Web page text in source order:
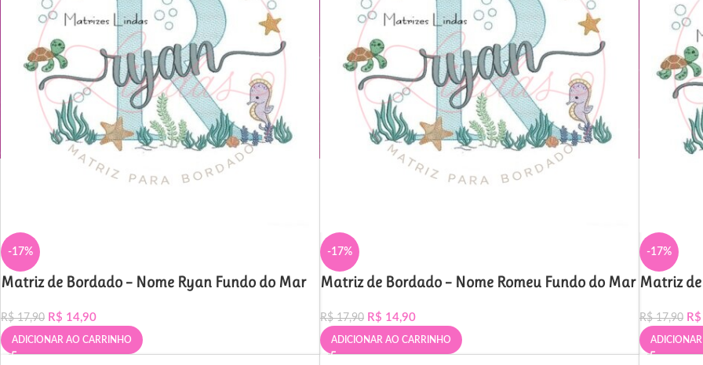
-17%
Matriz de Bordado – Nome Ryan Fundo do Mar
R$17,90 R$ 14,90
ADICIONAR AO CARRINHO
-17%
Matriz de Bordado – Nome Romeu Fundo do Mar
R$17,90 R$ 14,90
ADICIONAR AO CARRINHO
-17%
Matriz
R$17,90 R$